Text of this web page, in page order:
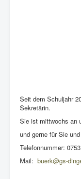
Seit dem Schuljahr
Sekretärin.
Sie ist mittwochs an
und gerne für Sie
Telefonnummer:
Mail: buerk@gs-